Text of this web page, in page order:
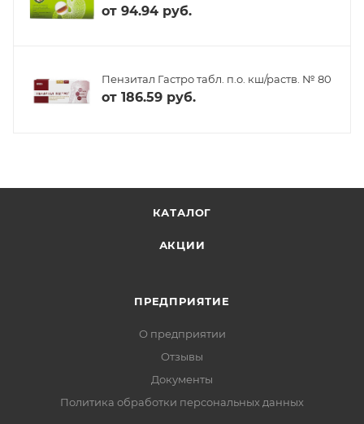
от 94.94 руб.
Пензитал Гастро табл. п.о. кш/раств. № 80
от 186.59 руб.
КАТАЛОГ
АКЦИИ
ПРЕДПРИЯТИЕ
О предприятии
Отзывы
Документы
Политика обработки персональных данных